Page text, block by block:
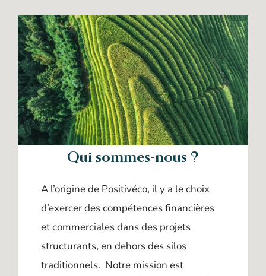
Qui sommes-nous ?
A l’origine de Positivéco, il y a le choix
d’exercer des compétences financières
et commerciales dans des projets
structurants, en dehors des silos
traditionnels. Notre mission est